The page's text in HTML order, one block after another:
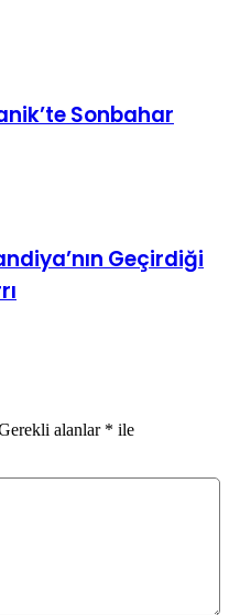
Sonbahar
Geçirdiği
alanlar * ile